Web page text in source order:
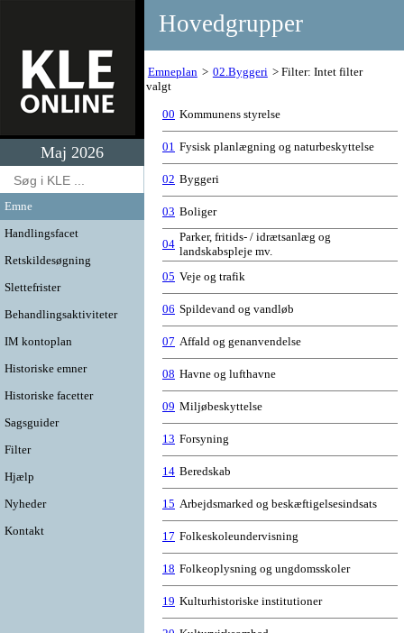
Maj 2026
Emne
Handlingsfacet
Retskildesøgning
Slettefrister
Behandlingsaktiviteter
IM kontoplan
Historiske emner
Historiske facetter
Sagsguider
Filter
Hjælp
Nyheder
Kontakt
Hovedgrupper
Emneplan 02.Byggeri
Filter: Intet filter
valgt
00 Kommunens styrelse
01 Fysisk planlægning og naturbeskyttelse
02 Byggeri
03 Boliger
04
Parker, fritids- / idrætsanlæg og
landskabspleje mv.
05 Veje og trafik
06 Spildevand og vandløb
07 Affald og genanvendelse
08 Havne og lufthavne
09 Miljøbeskyttelse
13 Forsyning
14 Beredskab
15 Arbejdsmarked og beskæftigelsesindsats
17 Folkeskoleundervisning
18 Folkeoplysning og ungdomsskoler
19 Kulturhistoriske institutioner